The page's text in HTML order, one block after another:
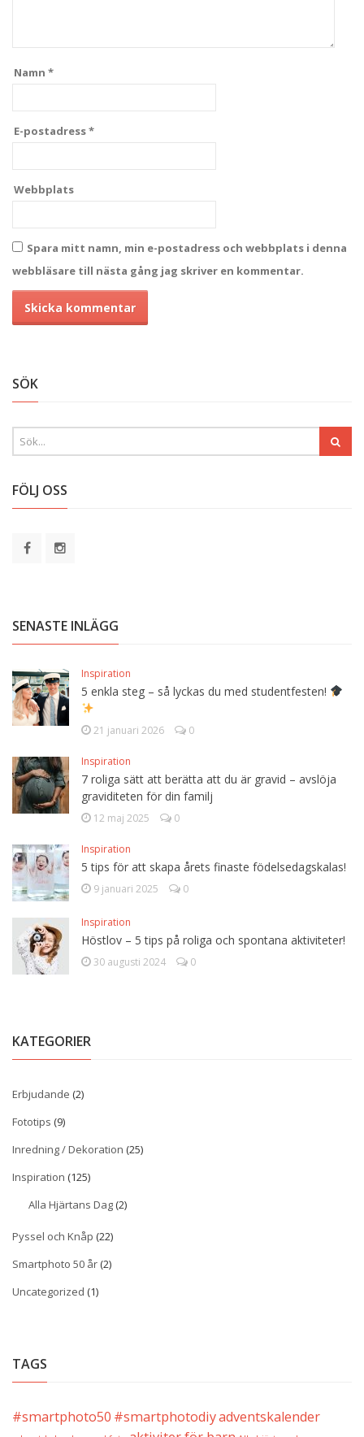
Namn *
E-postadress*
Webbplats
Spara mitt namn, min e-postadress och webbplats i denna
webbläsare till nästa gång jag skriver en kommentar.
SÖK
FÖLJ OSS
SENASTE INLÄGG
Inspiration
5 enkla steg – så lyckas du med studentfesten!
21 januari 2026 0
Inspiration
7 roliga sätt att berätta att du är gravid – avslöja
graviditeten för din familj
12 maj 2025 0
Inspiration
5 tips för att skapa årets finaste födelsedagskalas!
9 januari 2025 0
Inspiration
Höstlov – 5 tips på roliga och spontana aktiviteter!
30 augusti 2024 0
KATEGORIER
Erbjudande (2)
Fototips (9)
Inredning / Dekoration (25)
Inspiration (125)
Alla Hjärtans Dag(2)
Pyssel och Knåp (22)
Smartphoto 50 år(2)
Uncategorized (1)
TAGS
#smartphoto50 #smartphotodiyadventskalender